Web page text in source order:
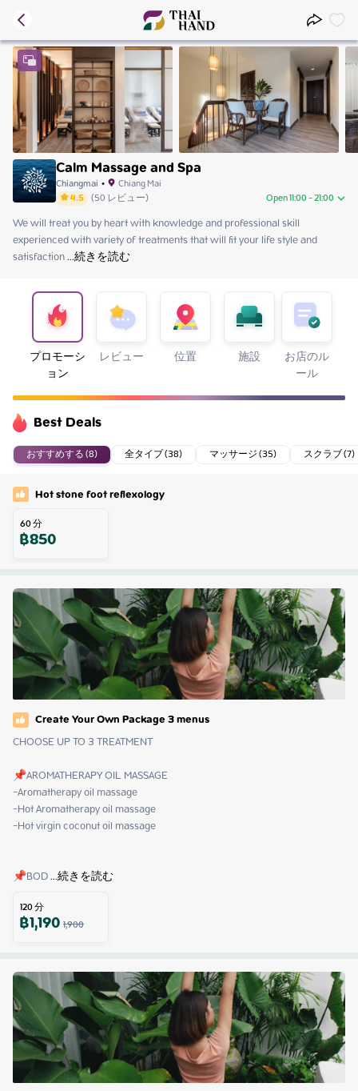
Calm Massage and Spa
Chiangmai • Chiang Mai
4.5 (50 レビュー) Open 11:00 - 21:00
Saturday 11:00 - 21:00
Sunday 11:00 - 21:00
Monday
Wednesday 11:00 - 21:00
Thursday 11:00 - 21:00
Friday 11:00 - 21:00
We will treat you by heart with knowledge and professional skill
experienced with variety of treatments that will fit your life style and
satisfaction ...続きを読む
プロモーシ
ョン
レビュー 位置 施設 お店のル
ール
Best Deals
おすすめする (8) 全タイプ (38) マッサージ (35) スクラブ (7)
Hot stone foot reflexology
60分
฿850
Create Your Own Package 3 menus
CHOOSE UP TO 3 TREATMENT
📌AROMATHERAPY OIL MASSAGE
-Aromatherapy oil massage
-Hot Aromatherapy oil massage
-Hot virgin coconut oil massage
📌BOD ...続きを読む
120分
฿1,1901,900